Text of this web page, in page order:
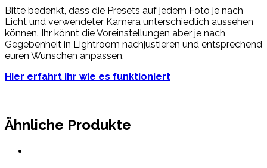
Bitte bedenkt, dass die Presets auf jedem Foto je nach
Licht und verwendeter Kamera unterschiedlich aussehen
können. Ihr könnt die Voreinstellungen aber je nach
Gegebenheit in Lightroom nachjustieren und entsprechend
euren Wünschen anpassen.
Hier erfahrt ihr wie es funktioniert
Ähnliche Produkte